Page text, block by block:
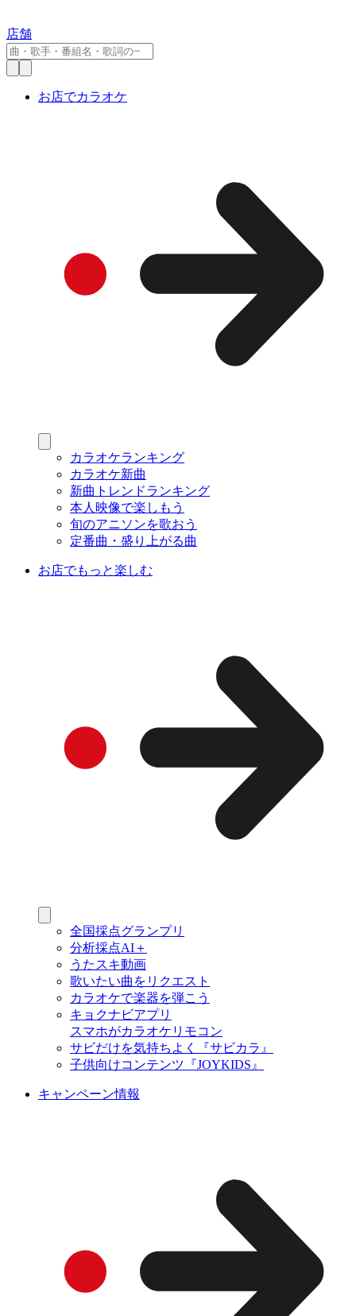
店舗
お店でカラオケ
カラオケランキング
カラオケ新曲
新曲トレンドランキング
本人映像で楽しもう
旬のアニソンを歌おう
定番曲・盛り上がる曲
お店でもっと楽しむ
全国採点グランプリ
分析採点AI＋
うたスキ動画
歌いたい曲をリクエスト
カラオケで楽器を弾こう
キョクナビアプリ
スマホがカラオケリモコン
サビだけを気持ちよく『サビカラ』
子供向けコンテンツ『JOYKIDS』
キャンペーン情報